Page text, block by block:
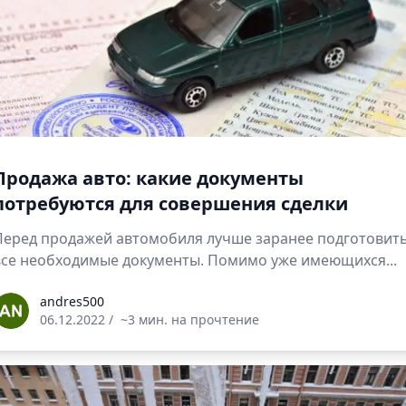
авто: какие документы
для совершения сделки
продажей автомобиля лучше заранее
необходимые документы. Помимо уже имеющихся...
andres500
06.12.2022 / ~3 мин. на прочтение